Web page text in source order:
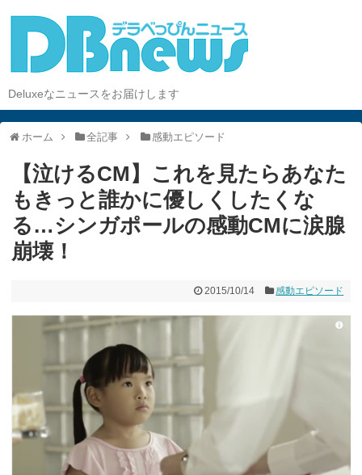
Deluxeなニュースをお届けします
ホーム 全記事 感動エピソード
【泣けるCM】これを見たらあなた
もきっと誰かに優しくしたくな
る…シンガポールの感動CMに涙腺
崩壊！
2015/10/14 感動エピソード